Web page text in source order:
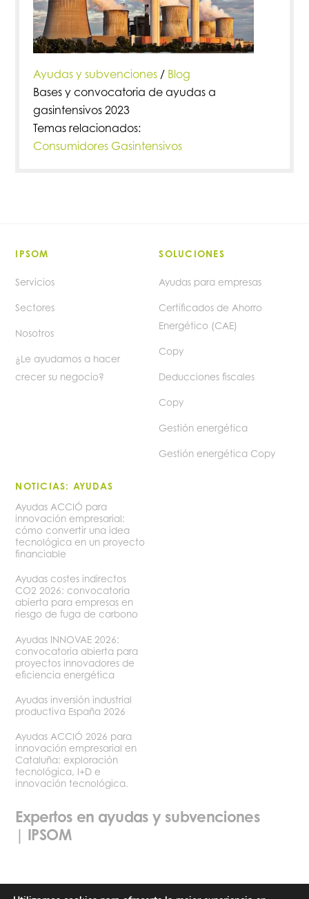
Ayudas y subvenciones/ Blog
Bases y convocatoria de ayudas a
gasintensivos 2023
Temas relacionados:
Consumidores Gasintensivos
Expertos en ayudas y subvenciones
| IPSOM
IPSOM
Servicios
Sectores
Nosotros
¿Le ayudamos a hacer
crecer su negocio?
SOLUCIONES
Ayudas para empresas
Certificados de Ahorro
Energético (CAE)
Copy
Deducciones fiscales
Copy
Gestión energética
Gestión energética Copy
NOTICIAS: AYUDAS
Ayudas ACCIÓ para
innovación empresarial:
cómo convertir una idea
tecnológica en un proyecto
financiable
Ayudas costes indirectos
CO2 2026: convocatoria
abierta para empresas en
riesgo de fuga de carbono
Ayudas INNOVAE 2026:
convocatoria abierta para
proyectos innovadores de
eficiencia energética
Ayudas inversión industrial
productiva España 2026
Ayudas ACCIÓ 2026 para
innovación empresarial en
Cataluña: exploración
tecnológica, I+D e
innovación tecnológica.